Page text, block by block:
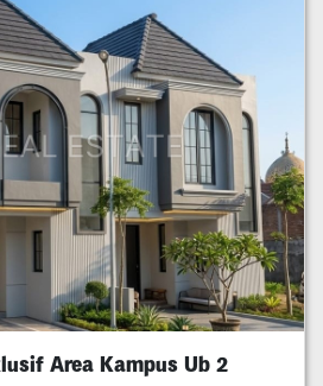
Area Kampus Ub 2